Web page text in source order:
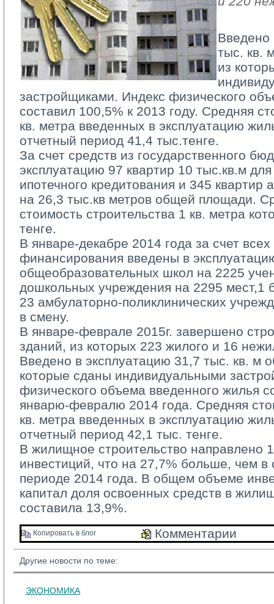
Введено
тыс. кв.
из
застройщиками. Индекс физического
составил 100,5% к 2013 году. Средняя
кв. метра введенных в эксплуатацию
отчетный период 41,4 тыс.тенге.
За счет средств из государственного
эксплуатацию 97 квартир 10 тыс.кв.м
ипотечного кредитования и 345
на 26,3 тыс.кв метров общей площади.
стоимость строительства 1 кв. метра
тенге.
В январе-декабре 2014 года за счет всех
финансирования введены в
общеобразовательных школ на 2225
дошкольных учреждения на 2295 мест,1
23 амбулаторно-поликлинических
в смену.
В январе-феврале 2015г. завершено
зданий, из которых 223 жилого и 16
Введено в эксплуатацию 31,7 тыс. кв. м
которые сданы индивидуальными
физического объема введенного жилья
январю-февралю 2014 года. Средняя
кв. метра введенных в эксплуатацию
отчетный период 42,1 тыс. тенге.
В жилищное строительство направлено
инвестиций, что на 27,7% больше, чем в
периоде 2014 года. В общем объеме
капитал доля освоенных средств в
составила 13,9%.
Копировать в блог Комментарии
Другие новости по теме:
ЭКОНОМИКА